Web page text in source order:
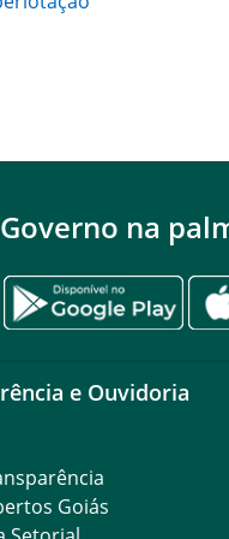
Governo na
e Ouvidoria
Goiás